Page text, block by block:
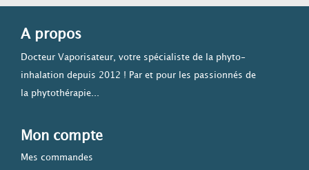
A propos
Docteur Vaporisateur, votre spécialiste de la phyto-
inhalation depuis 2012 ! Par et pour les passionnés de
la phytothérapie...
Mon compte
Mes commandes